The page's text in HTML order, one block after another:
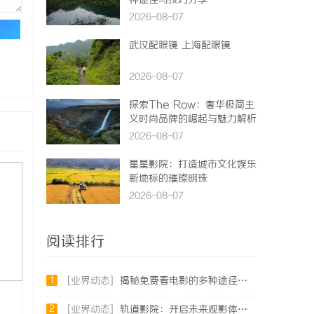
2026-08-07
武汉配眼镜 上海配眼镜
2026-08-07
探索The Row：奢华极简主
义时尚品牌的崛起与魅力解析
2026-08-07
星星影院：打造城市文化娱乐
新地标的璀璨明珠
2026-08-07
阅读排行
1 [业界动态] 揭秘免费看电影的多种途径及注意事项详解
2 [业界动态] 轨道影院：开启未来观影体验的新纪元